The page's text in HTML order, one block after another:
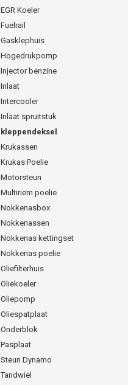
EGR Koeler
Fuelrail
Gasklephuis
Hogedrukpomp
Injector benzine
Inlaat
Intercooler
Inlaat spruitstuk
kleppendeksel
Krukassen
Krukas Poelie
Motorsteun
Multiriem poelie
Nokkenasbox
Nokkenassen
Nokkenas kettingset
Nokkenas poelie
Oliefilterhuis
Oliekoeler
Oliepomp
Oliespatplaat
Onderblok
Pasplaat
Steun Dynamo
Tandwiel